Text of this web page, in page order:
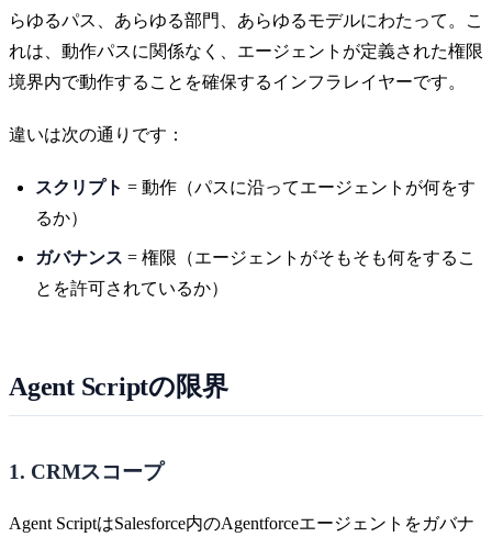
らゆるパス、あらゆる部門、あらゆるモデルにわたって。こ
れは、動作パスに関係なく、エージェントが定義された権限
境界内で動作することを確保するインフラレイヤーです。
違いは次の通りです：
スクリプト = 動作（パスに沿ってエージェントが何をす
るか）
ガバナンス = 権限（エージェントがそもそも何をするこ
とを許可されているか）
Agent Scriptの限界
1. CRMスコープ
Agent ScriptはSalesforce内のAgentforceエージェントをガバナ